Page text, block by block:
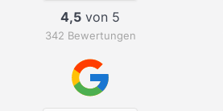
4,5 von 5
342 Bewertungen